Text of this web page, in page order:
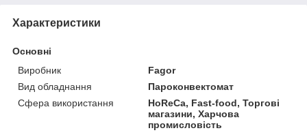
Характеристики
Основні
Виробник
Fagor
Вид обладнання
Пароконвектомат
Сфера використання
HoReCa, Fast-food, Торгові
магазини, Харчова
промисловість